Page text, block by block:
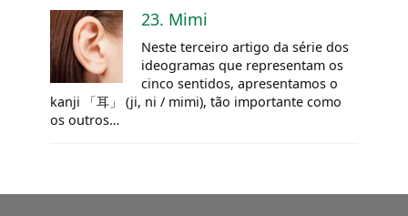
23. Mimi
Neste terceiro artigo da série dos
ideogramas que representam os
cinco sentidos, apresentamos o
kanji 「耳」 (ji, ni / mimi), tão importante como
os outros…